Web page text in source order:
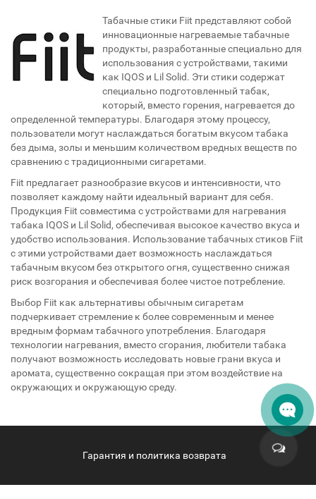
Табачные стики Fiit представляют собой
инновационные нагреваемые табачные
продукты, разработанные специально для
использования с устройствами, такими
как IQOS и Lil Solid. Эти стики содержат
специально подготовленный табак,
который, вместо горения, нагревается до
определенной температуры. Благодаря этому процессу,
пользователи могут наслаждаться богатым вкусом табака
без дыма, золы и меньшим количеством вредных веществ по
сравнению с традиционными сигаретами.
Fiit предлагает разнообразие вкусов и интенсивности, что
позволяет каждому найти идеальный вариант для себя.
Продукция Fiit совместима с устройствами для нагревания
табака IQOS и Lil Solid, обеспечивая высокое качество вкуса и
удобство использования. Использование табачных стиков Fiit
с этими устройствами дает возможность наслаждаться
табачным вкусом без открытого огня, существенно снижая
риск возгорания и обеспечивая более чистое потребление.
Выбор Fiit как альтернативы обычным сигаретам
подчеркивает стремление к более современным и менее
вредным формам табачного употребления. Благодаря
технологии нагревания, вместо сгорания, любители табака
получают возможность исследовать новые грани вкуса и
аромата, существенно сокращая при этом воздействие на
окружающих и окружающую среду.
Гарантия и политика возврата